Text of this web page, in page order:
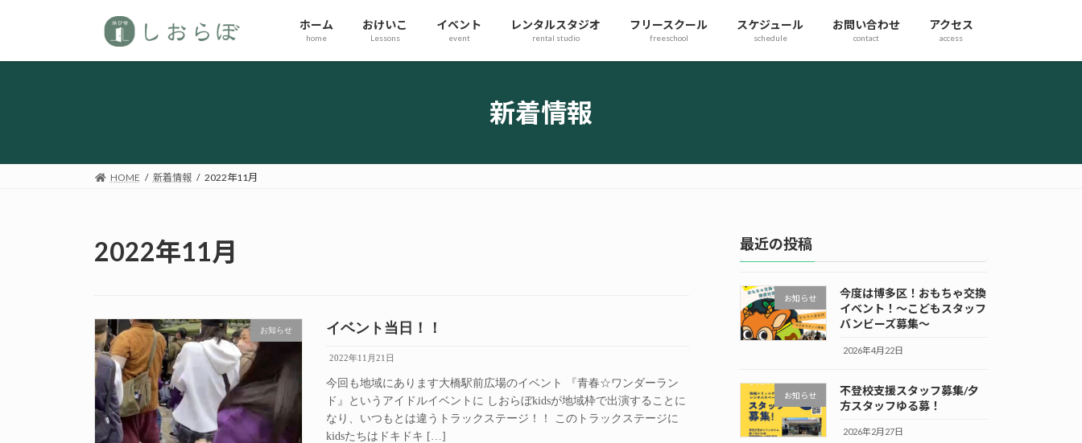
ッ
移
ホーム
home
おけいこ
Lessons
イベント
event
レンタルスタジオ
rental studio
フリースクール
freeschool
スケジュール
schedule
お問い合わせ
contact
アクセス
access
新着情報
HOME 新着情報 2022年11月
2022年11月
お知らせ イベント当日！！
2022年11月21日
今回も地域にあります大橋駅前広場のイベント 『青春☆ワンダーラン
ド』というアイドルイベントに しおらぼkidsが地域枠で出演することに
なり、いつもとは違うトラックステージ！！ このトラックステージに
kidsたちはドキドキ […]
最近の投稿
お知らせ
今度は博多区！おもちゃ交換
イベント！～こどもスタッフ
バンビーズ募集～
2026年4月22日
お知らせ
不登校支援スタッフ募集/夕
方スタッフゆる募！
2026年2月27日